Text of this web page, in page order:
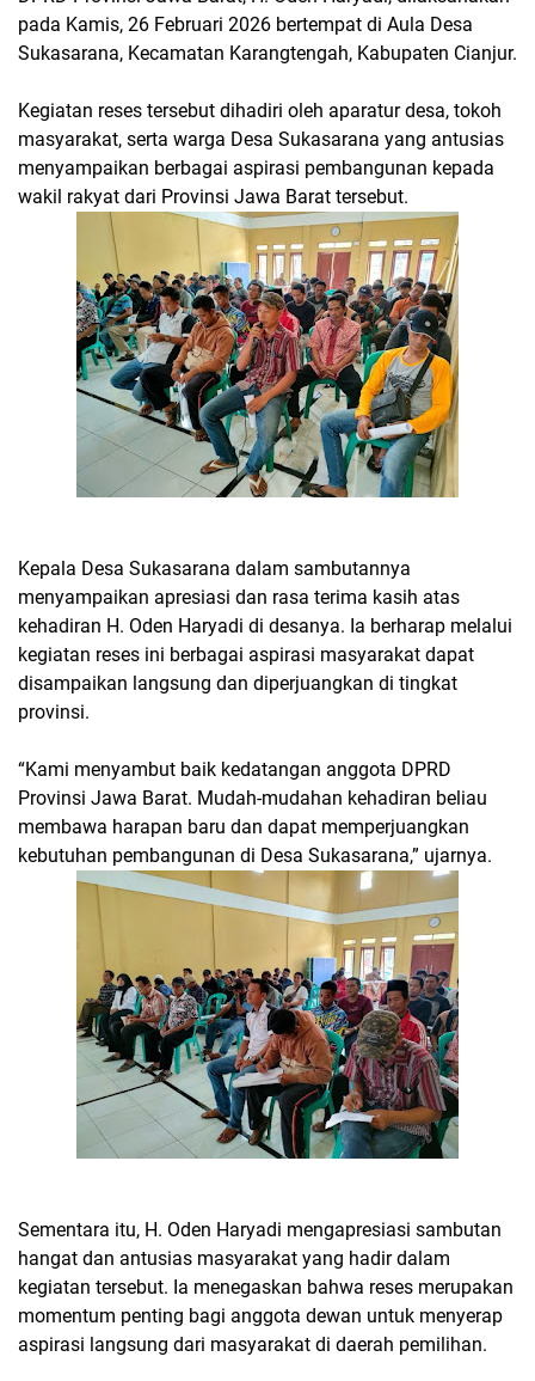
pada Kamis, 26 Februari 2026 bertempat di Aula Desa
Sukasarana, Kecamatan Karangtengah, Kabupaten Cianjur.
Kegiatan reses tersebut dihadiri oleh aparatur desa, tokoh
masyarakat, serta warga Desa Sukasarana yang antusias
menyampaikan berbagai aspirasi pembangunan kepada
wakil rakyat dari Provinsi Jawa Barat tersebut.
Kepala Desa Sukasarana dalam sambutannya
menyampaikan apresiasi dan rasa terima kasih atas
kehadiran H. Oden Haryadi di desanya. Ia berharap melalui
kegiatan reses ini berbagai aspirasi masyarakat dapat
disampaikan langsung dan diperjuangkan di tingkat
provinsi.
“Kami menyambut baik kedatangan anggota DPRD
Provinsi Jawa Barat. Mudah-mudahan kehadiran beliau
membawa harapan baru dan dapat memperjuangkan
kebutuhan pembangunan di Desa Sukasarana,” ujarnya.
Sementara itu, H. Oden Haryadi mengapresiasi sambutan
hangat dan antusias masyarakat yang hadir dalam
kegiatan tersebut. Ia menegaskan bahwa reses merupakan
momentum penting bagi anggota dewan untuk menyerap
aspirasi langsung dari masyarakat di daerah pemilihan.